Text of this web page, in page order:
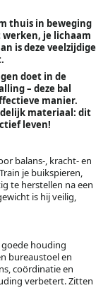
thuis in beweging
je lichaam
is deze veelzijdige
doet in de
– deze bal
manier.
materiaal: dit
leven!
balans-, kracht- en
je buikspieren,
te herstellen na een
is hij veilig,
goede houding
bureaustoel en
coördinatie en
verbetert. Zitten